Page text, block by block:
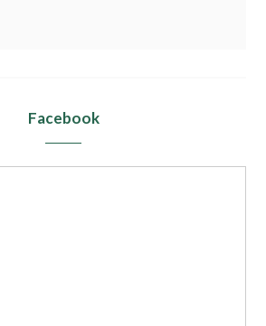
Facebook